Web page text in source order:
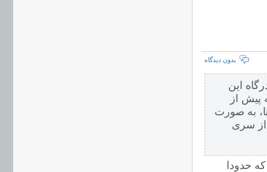
بدون دیدگاه
این
پیش از
به صورت
از سری
حدودا